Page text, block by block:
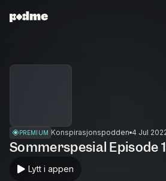
PREMIUM Konspirasjonspodden 4 Jul
Sommerspesial Episode
Lytt i appen